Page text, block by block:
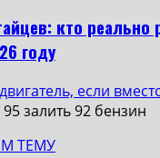
кто реально
году
если
ТЕМУ